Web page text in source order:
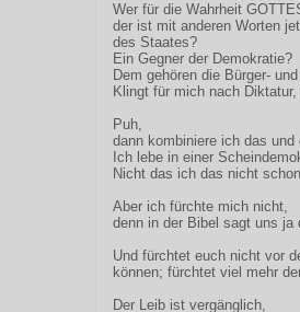
Wer für die Wahrheit
der ist mit anderen Worten
des Staates?
Ein Gegner der Demokratie?
Dem gehören die Bürger-
Klingt für mich nach Diktatur,
Puh,
dann kombiniere ich das
Ich lebe in einer
Nicht das ich das nicht
Aber ich fürchte mich nicht,
denn in der Bibel sagt uns ja
Und fürchtet euch nicht vor
können; fürchtet viel mehr
Der Leib ist vergänglich,